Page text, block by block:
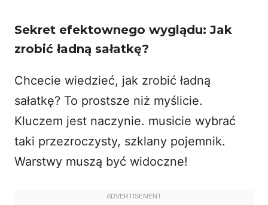
Sekret efektownego wyglądu: Jak
zrobić ładną sałatkę?
Chcecie wiedzieć, jak zrobić ładną
sałatkę? To prostsze niż myślicie.
Kluczem jest naczynie. musicie wybrać
taki przezroczysty, szklany pojemnik.
Warstwy muszą być widoczne!